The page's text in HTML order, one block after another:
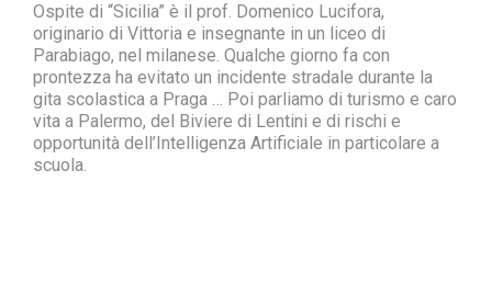
Ospite di “Sicilia” è il prof. Domenico Lucifora,
originario di Vittoria e insegnante in un liceo di
Parabiago, nel milanese. Qualche giorno fa con
prontezza ha evitato un incidente stradale durante la
gita scolastica a Praga … Poi parliamo di turismo e caro
vita a Palermo, del Biviere di Lentini e di rischi e
opportunità dell’Intelligenza Artificiale in particolare a
scuola.